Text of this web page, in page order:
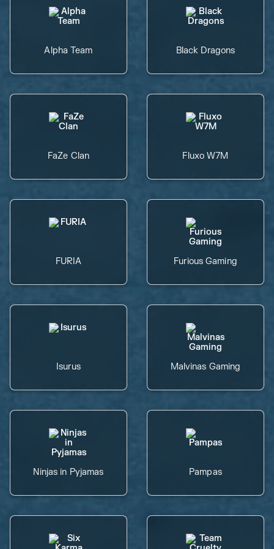
Alpha Team Black Dragons
FaZe Clan Fluxo W7M
FURIA Furious Gaming
Isurus Malvinas Gaming
Ninjas in Pyjamas Pampas